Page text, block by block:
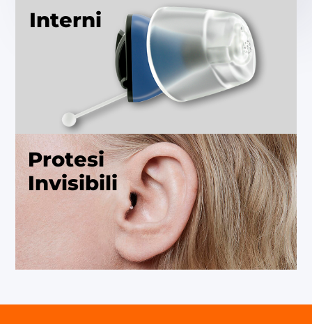
Interni
Protesi
Invisibili